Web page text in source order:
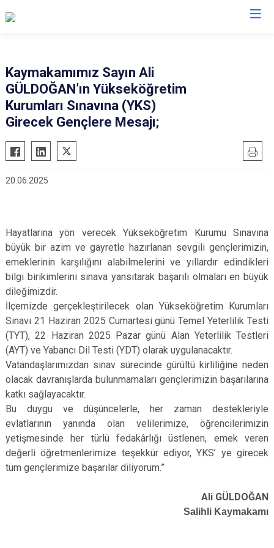
Ahmetli
Akhisar
Demirci
Köprübaşı
Kula
Salihli
Sarıgöl
Yunusemre
Kaymakamımız Sayın Ali
GÜLDOĞAN’ın Yükseköğretim
Kurumları Sınavına (YKS)
Girecek Gençlere Mesajı;
20.06.2025
Hayatlarına yön verecek Yükseköğretim Kurumu Sınavına
büyük bir azim ve gayretle hazırlanan sevgili gençlerimizin,
emeklerinin karşılığını alabilmelerini ve yıllardır edindikleri
bilgi birikimlerini sınava yansıtarak başarılı olmaları en büyük
dileğimizdir.
İlçemizde gerçekleştirilecek olan Yükseköğretim Kurumları
Sınavı 21 Haziran 2025 Cumartesi günü Temel Yeterlilik Testi
(TYT), 22 Haziran 2025 Pazar günü Alan Yeterlilik Testleri
(AYT) ve Yabancı Dil Testi (YDT) olarak uygulanacaktır.
Vatandaşlarımızdan sınav sürecinde gürültü kirliliğine neden
olacak davranışlarda bulunmamaları gençlerimizin başarılarına
katkı sağlayacaktır.
Bu duygu ve düşüncelerle, her zaman destekleriyle
evlatlarının yanında olan velilerimize, öğrencilerimizin
yetişmesinde her türlü fedakârlığı üstlenen, emek veren
değerli öğretmenlerimize teşekkür ediyor, YKS’ ye girecek
tüm gençlerimize başarılar diliyorum.”
Ali GÜLDOĞAN
Salihli Kaymakamı